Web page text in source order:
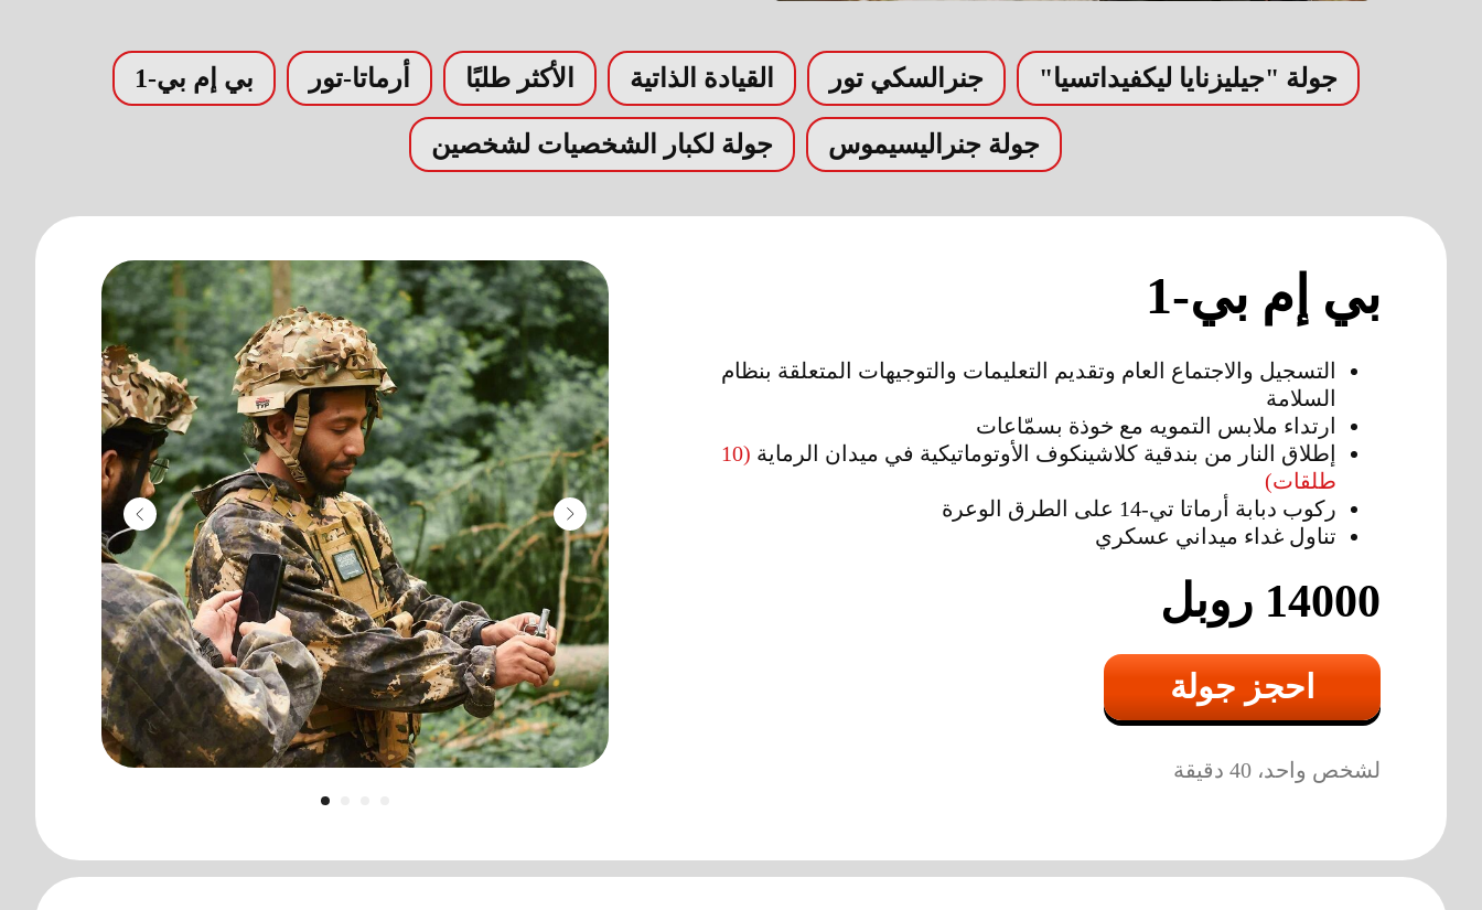
بي إم بي-1 أرماتا-تور الأكثر طلبًا القيادة الذاتية جنرالسكي تور جولة "جيليزنايا ليكفيداتسيا"
جولة لكبار الشخصيات لشخصين جولة جنراليسيموس
بي إم بي-1
التسجيل والاجتماع العام وتقديم التعليمات والتوجيهات المتعلقة بنظام
السلامة
ارتداء ملابس التمويه مع خوذة بسمّاعات
إطلاق النار من بندقية كلاشينكوف الأوتوماتيكية في ميدان الرماية (10
طلقات)
ركوب دبابة أرماتا تي-14 على الطرق الوعرة
تناول غداء ميداني عسكري
14000 روبل
احجز جولة
لشخص واحد، 40 دقيقة